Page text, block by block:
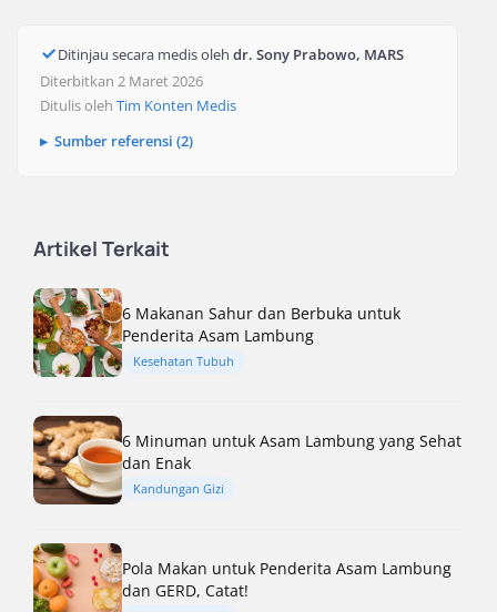
Ditinjau secara medis oleh dr. Sony Prabowo, MARS
Diterbitkan 2 Maret 2026
Ditulis oleh Tim Konten Medis
Sumber referensi (2)
Artikel Terkait
6 Makanan Sahur dan Berbuka untuk
Penderita Asam Lambung
Kesehatan Tubuh
6 Minuman untuk Asam Lambung yang Sehat
dan Enak
Kandungan Gizi
Pola Makan untuk Penderita Asam Lambung
dan GERD, Catat!